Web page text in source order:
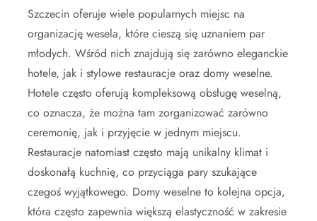
Szczecin oferuje wiele popularnych miejsc na
organizację wesela, które cieszą się uznaniem par
młodych. Wśród nich znajdują się zarówno eleganckie
hotele, jak i stylowe restauracje oraz domy weselne.
Hotele często oferują kompleksową obsługę weselną,
co oznacza, że można tam zorganizować zarówno
ceremonię, jak i przyjęcie w jednym miejscu.
Restauracje natomiast często mają unikalny klimat i
doskonałą kuchnię, co przyciąga pary szukające
czegoś wyjątkowego. Domy weselne to kolejna opcja,
która często zapewnia większą elastyczność w zakresie